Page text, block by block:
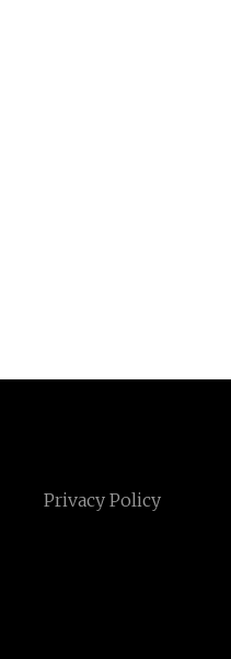
Privacy Policy